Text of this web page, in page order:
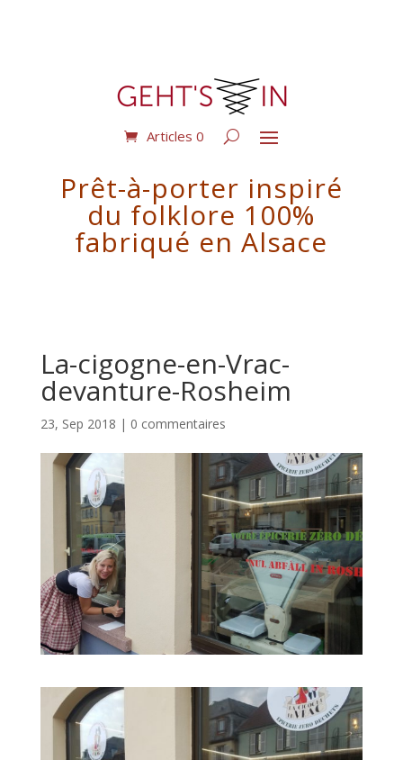
Articles 0
Prêt-à-porter inspiré
du folklore 100%
fabriqué en Alsace
La-cigogne-en-Vrac-
devanture-Rosheim
23, Sep 2018 | 0 commentaires